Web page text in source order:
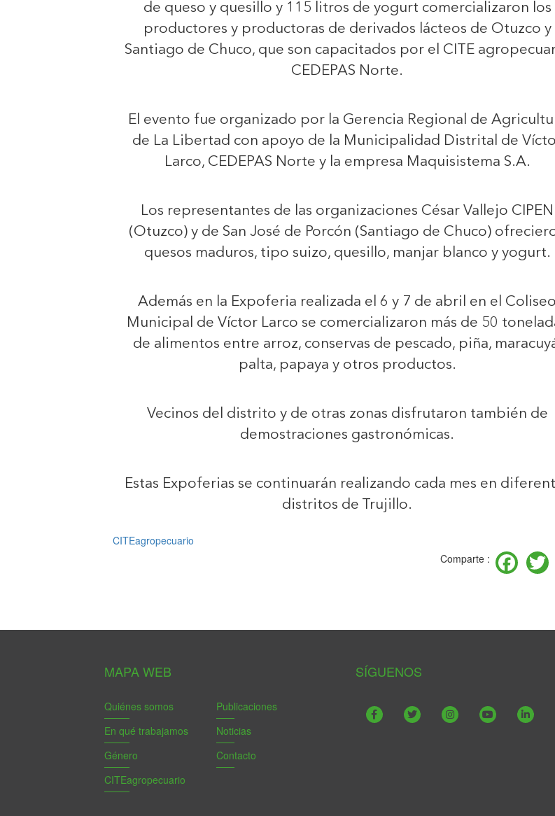
de queso y quesillo y 115 litros de yogurt comercializaron los
productores y productoras de derivados lácteos de Otuzco y
Santiago de Chuco, que son capacitados por el CITE
CEDEPAS Norte.
El evento fue organizado por la Gerencia Regional de
de La Libertad con apoyo de la Municipalidad Distrital de
Larco, CEDEPAS Norte y la empresa Maquisistema S.A.
Los representantes de las organizaciones César Vallejo CIPEN
(Otuzco) y de San José de Porcón (Santiago de Chuco)
quesos maduros, tipo suizo, quesillo, manjar blanco y yogurt.
Además en la Expoferia realizada el 6 y 7 de abril en el Coliseo
Municipal de Víctor Larco se comercializaron más de 50
de alimentos entre arroz, conservas de pescado, piña,
palta, papaya y otros productos.
Vecinos del distrito y de otras zonas disfrutaron también de
demostraciones gastronómicas.
Estas Expoferias se continuarán realizando cada mes en
distritos de Trujillo.
CITEagropecuario
Comparte :
MAPA WEB
Quiénes somos
En qué trabajamos
Género
CITEagropecuario
Publicaciones
Noticias
Contacto
SÍGUENOS